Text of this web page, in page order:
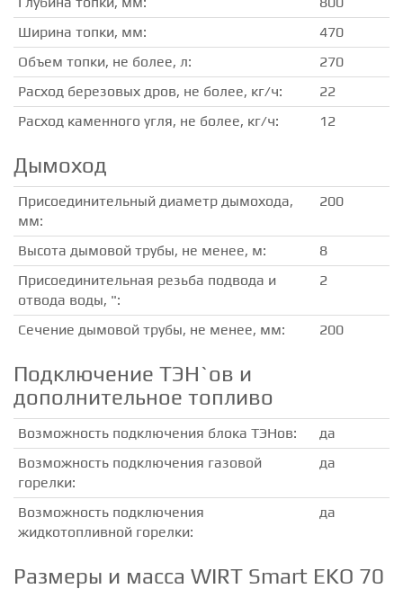
Ширина топки, мм:
470
Объем топки, не более, л:
270
Расход березовых дров, не более, кг/ч:
22
Расход каменного угля, не более, кг/ч:
12
Дымоход
Присоединительный диаметр дымохода,
мм:
200
Высота дымовой трубы, не менее, м:
8
Присоединительная резьба подвода и
отвода воды, ":
2
Сечение дымовой трубы, не менее, мм: 200
Подключение ТЭН`ов и
дополнительное топливо
Возможность подключения блока ТЭНов:
да
Возможность подключения газовой
горелки:
да
Возможность подключения
жидкотопливной горелки:
да
Размеры и масса WIRT Smart EKO 70